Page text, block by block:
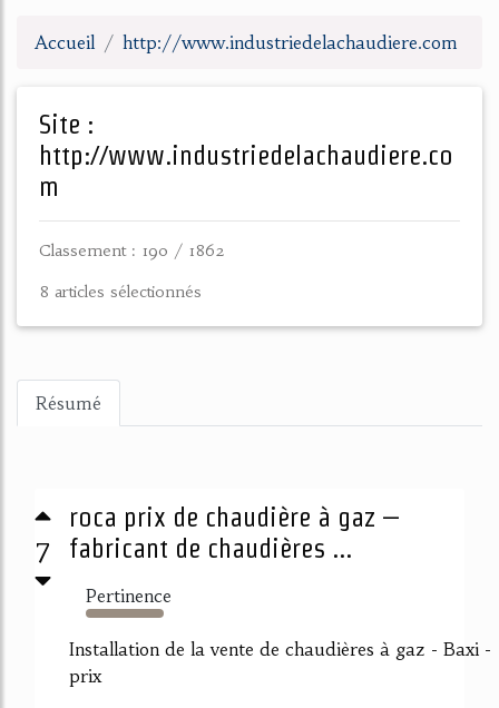
Accueil http://www.industriedelachaudiere.com
Site :
http://www.industriedelachaudiere.co
m
Classement : 190 / 1862
8 articles sélectionnés
Résumé
7
roca prix de chaudière à gaz –
fabricant de chaudières ...
Pertinence
10117%
Installation de la vente de chaudières à gaz - Baxi -
prix